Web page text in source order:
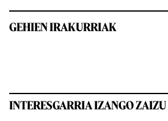
GEHIEN IRAKURRIAK
INTERESGARRIA IZANGO ZAIZU